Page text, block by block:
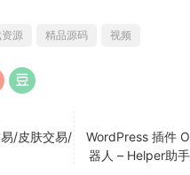
源 精品源码 视频
/皮肤交易/
WordPress 插件
器人 – Helper助